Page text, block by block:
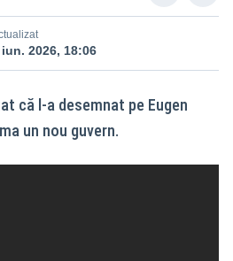
2026, 18:06
că l-a desemnat pe Eugen
un nou guvern.